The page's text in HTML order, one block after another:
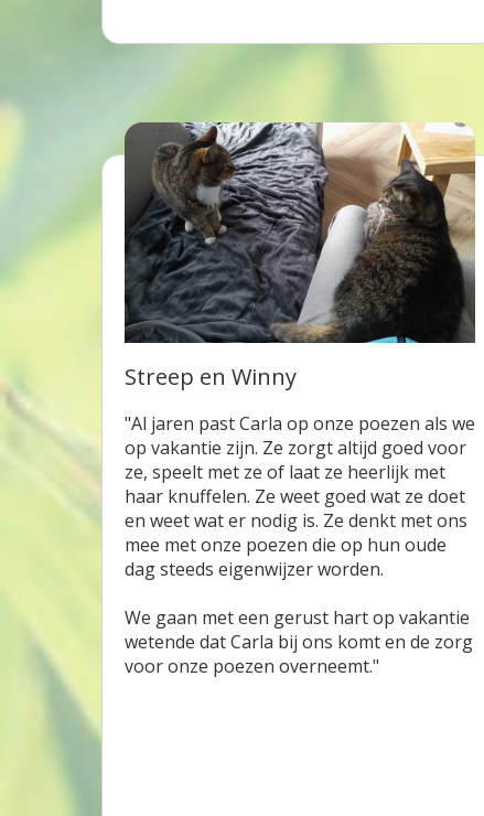
Streep en Winny
"Al jaren past Carla op onze poezen als we
op vakantie zijn. Ze zorgt altijd goed voor
ze, speelt met ze of laat ze heerlijk met
haar knuffelen. Ze weet goed wat ze doet
en weet wat er nodig is. Ze denkt met ons
mee met onze poezen die op hun oude
dag steeds eigenwijzer worden.
We gaan met een gerust hart op vakantie
wetende dat Carla bij ons komt en de zorg
voor onze poezen overneemt."